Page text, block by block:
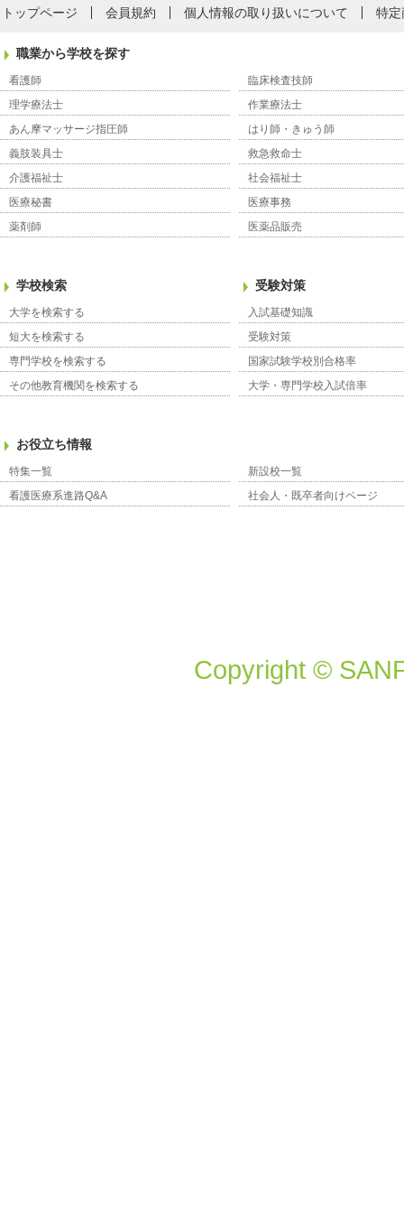
トップページ 会員規約 個人情報の取り扱いについて 特定
職業から学校を探す
看護師
臨床検査技師
理学療法士
作業療法士
あん摩マッサージ指圧師
はり師・きゅう師
義肢装具士
救急救命士
介護福祉士
社会福祉士
医療秘書
医療事務
薬剤師
医薬品販売
学校検索
大学を検索する
短大を検索する
専門学校を検索する
その他教育機関を検索する
受験対策
入試基礎知識
受験対策
国家試験学校別合格率
大学・専門学校入試倍率
お役立ち情報
特集一覧
新設校一覧
看護医療系進路Q&A
社会人・既卒者向けページ
Copyright ©